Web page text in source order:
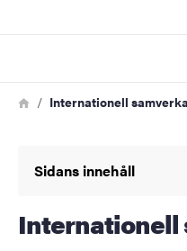
Länkstig
HemInternationell
Sidans innehåll